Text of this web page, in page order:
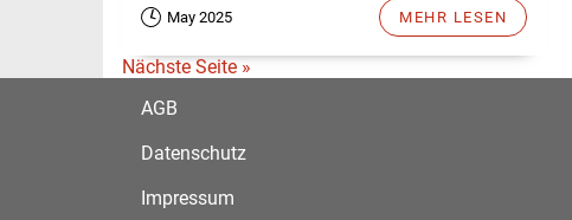
May 2025 MEHR LESEN
Nächste Seite »
AGB
Datenschutz
Impressum